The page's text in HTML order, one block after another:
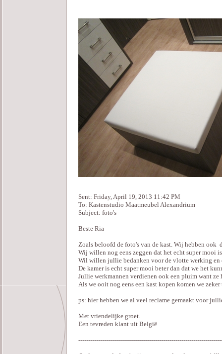
Sent: Friday, April 19, 2013 11:42 PM
To: Kastenstudio Maatmeubel Alexandrium
Subject: foto's
Beste Ria
Zoals beloofd de foto's van de kast. Wij hebben ook
Wij willen nog eens zeggen dat het echt super mooi
Wil willen jullie bedanken voor de vlotte werking en
De kamer is echt super mooi beter dan dat we het
Jullie werkmannen verdienen ook een pluim want ze
Als we ooit nog eens een kast kopen komen we
ps: hier hebben we al veel reclame gemaakt voor
Met vriendelijke groet.
Een tevreden klant uit België